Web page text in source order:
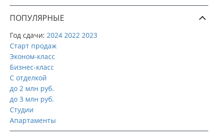
ПОПУЛЯРНЫЕ
Год сдачи: 2024 2022 2023
Старт продаж
Эконом-класс
Бизнес-класс
С отделкой
до 2 млн руб.
до 3 млн руб.
Студии
Апартаменты